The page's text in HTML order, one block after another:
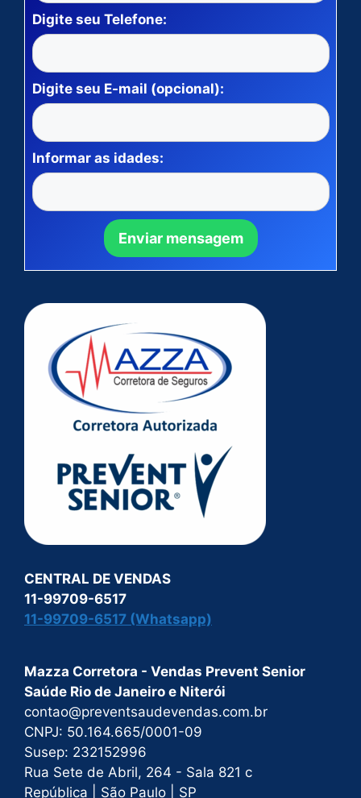
Digite seu Telefone:
Digite seu E-mail (opcional):
Informar as idades:
CENTRAL DE VENDAS
11-99709-6517
11-99709-6517 (Whatsapp)
Mazza Corretora - Vendas Prevent Senior
Saúde Rio de Janeiro e Niterói
contao@preventsaudevendas.com.br
CNPJ: 50.164.665/0001-09
Susep: 232152996
Rua Sete de Abril, 264 - Sala 821 c
República | São Paulo | SP